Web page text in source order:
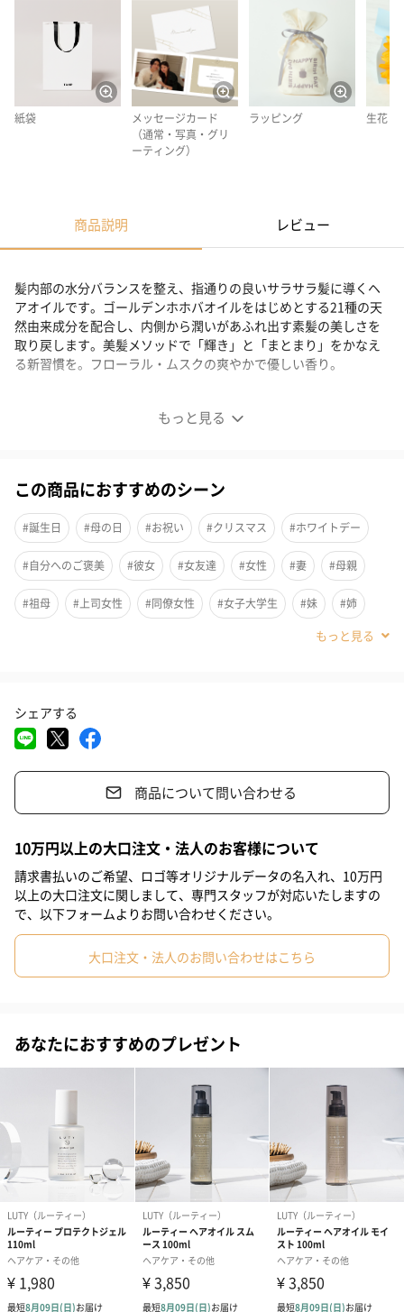
紙袋
メッセージカード
（通常・写真・グリ
ーティング）
ラッピング 生花
商品説明 レビュー
もっと見る
髪内部の水分バランスを整え、指通りの良いサラサラ髪に導くヘ
アオイルです。ゴールデンホホバオイルをはじめとする21種の天
然由来成分を配合し、内側から潤いがあふれ出す素髪の美しさを
取り戻します。美髪メソッドで「輝き」と「まとまり」をかなえ
る新習慣を。フローラル・ムスクの爽やかで優しい香り。
ルーティー ヘアオイル スムース 30ml
くせ・広がり・パサつき・ごわつき…
水分不足からくる全てのお悩みにアプローチするコンプリートヘ
アオイルです。
天然由来アミノ酸成分による“育てるケア”で髪の内側から水分に
満ちたうるツヤ髪へ導きます。
髪内部の水分バランスを適正に
水分や油分の通り道の役割をもつアミノ酸系CMCを補給すること
で、美容成分の浸透を助け、毛髪内にたっぷりの水分を抱え込む
ゴールデンホホバオイルで髪にツヤを
人間の皮脂に近い「ワックスエステル」を主成分に持つホホバか
ら抽出するオイルを配合。ビタミンA、ビタミンE、アミノ酸など
ヘアオイル特有のべたつきや手残りを解消。思わず触りたくなる
サラサラ髪に。使用したその日から感動の指通りを体験していた
だけます。
毎日使いたくなる優しい香り
時間の経過とともに変化するフローラルムスクの香りが定評を集
この商品におすすめのシーン
#誕生日 #母の日 #お祝い #クリスマス #ホワイトデー
#自分へのご褒美 #彼女 #女友達 #女性 #妻 #母親
#祖母 #上司女性 #同僚女性 #女子大学生 #妹 #姉
#10代
#70代 #80代
シェアする
商品について問い合わせる
10万円以上の大口注文・法人のお客様について
請求書払いのご希望、ロゴ等オリジナルデータの名入れ、10万円
以上の大口注文に関しまして、専門スタッフが対応いたしますの
で、以下フォームよりお問い合わせください。
大口注文・法人のお問い合わせはこちら
あなたにおすすめのプレゼント